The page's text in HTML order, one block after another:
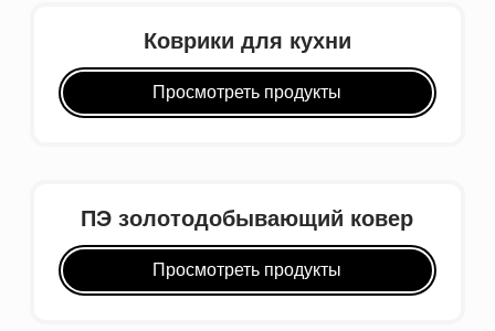
Коврики для кухни
Просмотреть продукты
ПЭ золотодобывающий ковер
Просмотреть продукты